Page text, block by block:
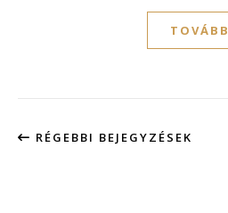
TOVÁBB
RÉGEBBI BEJEGYZÉSEK